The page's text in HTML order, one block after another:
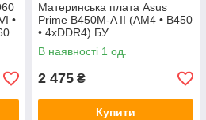
•
Материнська плата Asus
Prime B450M-A II (AM4 • B450
• 4xDDR4) БУ
В наявності 1 од.
2 475 ₴
Купити